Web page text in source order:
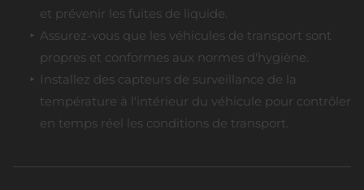
et prévenir les fuites de liquide.
Assurez-vous que les véhicules de transport sont
propres et conformes aux normes d'hygiène.
Installez des capteurs de surveillance de la
température à l'intérieur du véhicule pour contrôler
en temps réel les conditions de transport.